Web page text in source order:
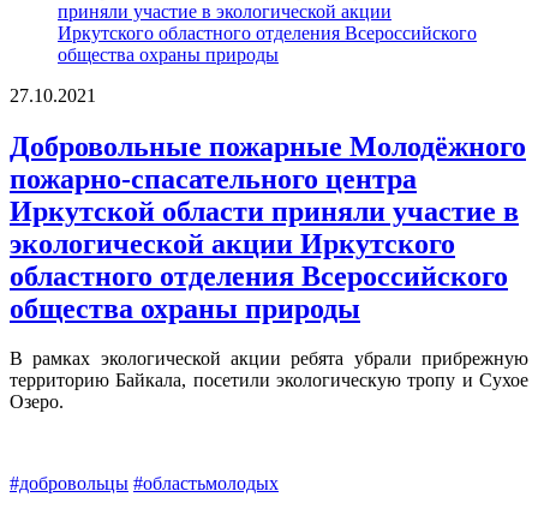
27.10.2021
Добровольные пожарные Молодёжного
пожарно-спасательного центра
Иркутской области приняли участие в
экологической акции Иркутского
областного отделения Всероссийского
общества охраны природы
В рамках экологической акции ребята убрали прибрежную
территорию Байкала, посетили экологическую тропу и Сухое
Озеро.
#добровольцы #областьмолодых